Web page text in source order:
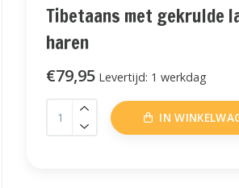
Tibetaans met gekrulde
haren
€79,95 Levertijd: 1 werkdag
IN